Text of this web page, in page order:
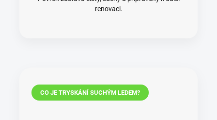
renovaci.
CO JE TRYSKÁNÍ SUCHÝM LEDEM?